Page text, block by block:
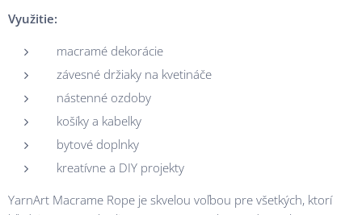
Využitie:
macramé dekorácie
závesné držiaky na kvetináče
nástenné ozdoby
košíky a kabelky
bytové doplnky
kreatívne a DIY projekty
YarnArt Macrame Rope je skvelou voľbou pre všetkých, ktorí